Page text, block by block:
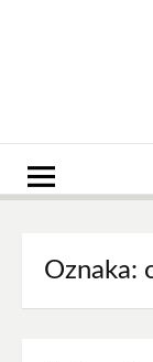
Oznaka: